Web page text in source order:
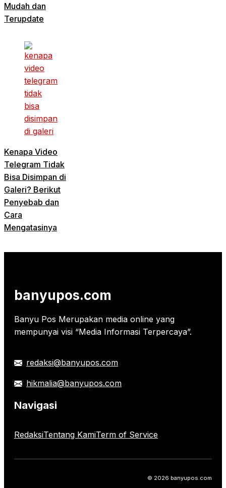
Mudah dan
Terupdate
Kenapa Video
Telegram Tidak
Bisa Disimpan di
Galeri? Berikut
Penyebab dan
Cara
Mengatasinya
banyupos.com
Banyu Pos Merupakan media online yang
mempunyai visi “Media Informasi Terpercaya”.
redaksi@banyupos.com
hikmalia@banyupos.com
Navigasi
RedaksiTentang KamiTerm of Service
© 2026 banyupos.com